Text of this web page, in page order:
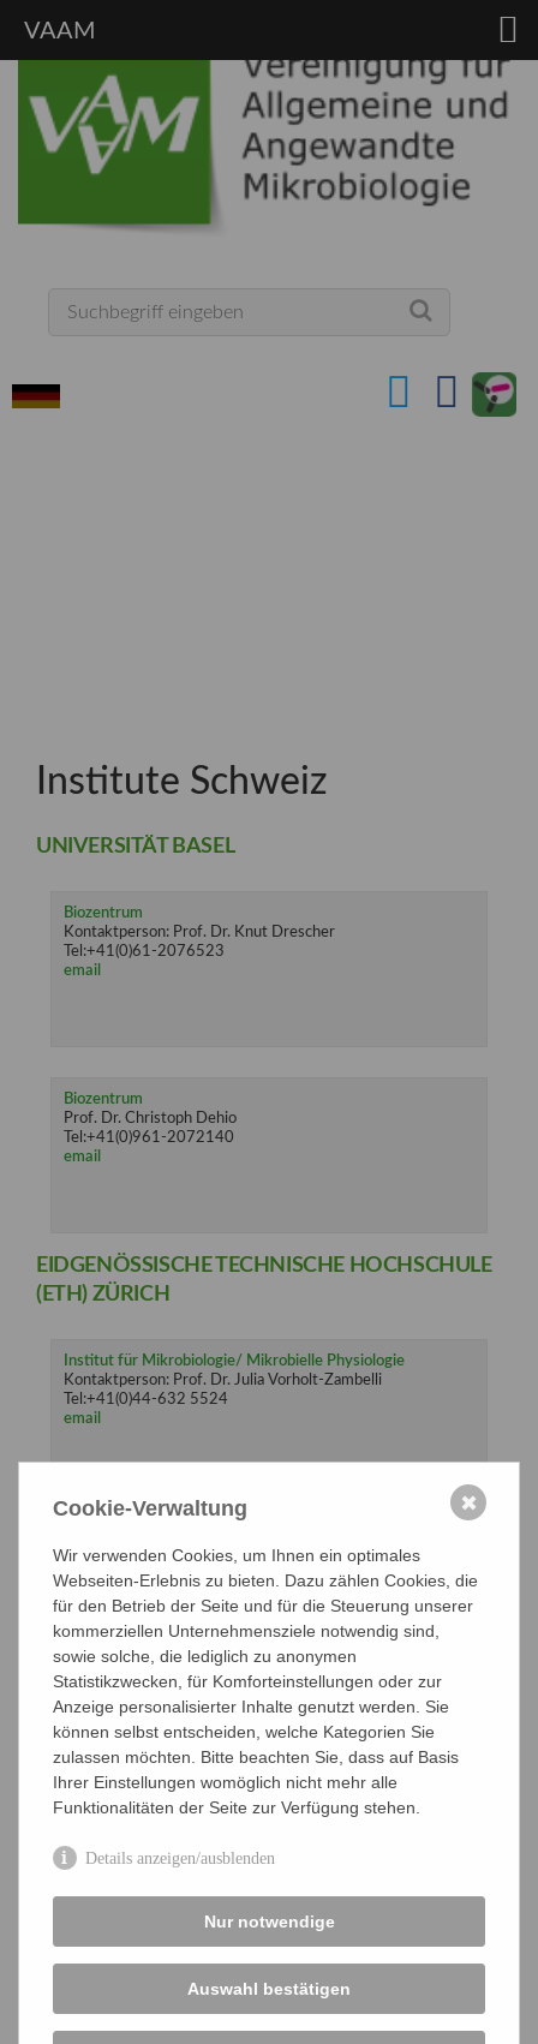
Institute Schweiz
UNIVERSITÄT BASEL
Biozentrum
Kontaktperson: Prof. Dr. Knut Drescher
Tel:+41(0)61-2076523
email
Biozentrum
Prof. Dr. Christoph Dehio
Tel:+41(0)961-2072140
email
EIDGENÖSSISCHE TECHNISCHE HOCHSCHULE
(ETH) ZÜRICH
Institut für Mikrobiologie/ Mikrobielle Physiologie
Kontaktperson: Prof. Dr. Julia Vorholt-Zambelli
Tel:+41(0)44-632 5524
email
ÉCOLE POLYTÉCHNIQUE FÉDÉRALE DE
LAUSANNE - EPFL
Laboratory of Molecular Microbiology
Kontaktperson: Prof. Melanie Blokesch
Tel:+44 (0)21 6930653
email
Institute Universitäten
Außeruniversitäre Forschung
Cookie-Verwaltung
Wir verwenden Cookies, um Ihnen ein optimales
Webseiten-Erlebnis zu bieten. Dazu zählen Cookies, die
für den Betrieb der Seite und für die Steuerung unserer
kommerziellen Unternehmensziele notwendig sind,
sowie solche, die lediglich zu anonymen
Statistikzwecken, für Komforteinstellungen oder zur
Anzeige personalisierter Inhalte genutzt werden. Sie
können selbst entscheiden, welche Kategorien Sie
zulassen möchten. Bitte beachten Sie, dass auf Basis
Ihrer Einstellungen womöglich nicht mehr alle
Funktionalitäten der Seite zur Verfügung stehen.
Details anzeigen/ausblenden
Nur notwendige
Auswahl bestätigen
✖